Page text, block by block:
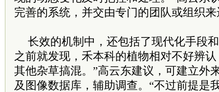
完善的系统，并交由专门的团队或组织
长效的机制中，还包括了现代化手段
之前就发现，禾本科的植物相对不好辨
其他杂草搞混。”高云东建议，可建立外
及图像数据库，辅助调查。“不过前提是